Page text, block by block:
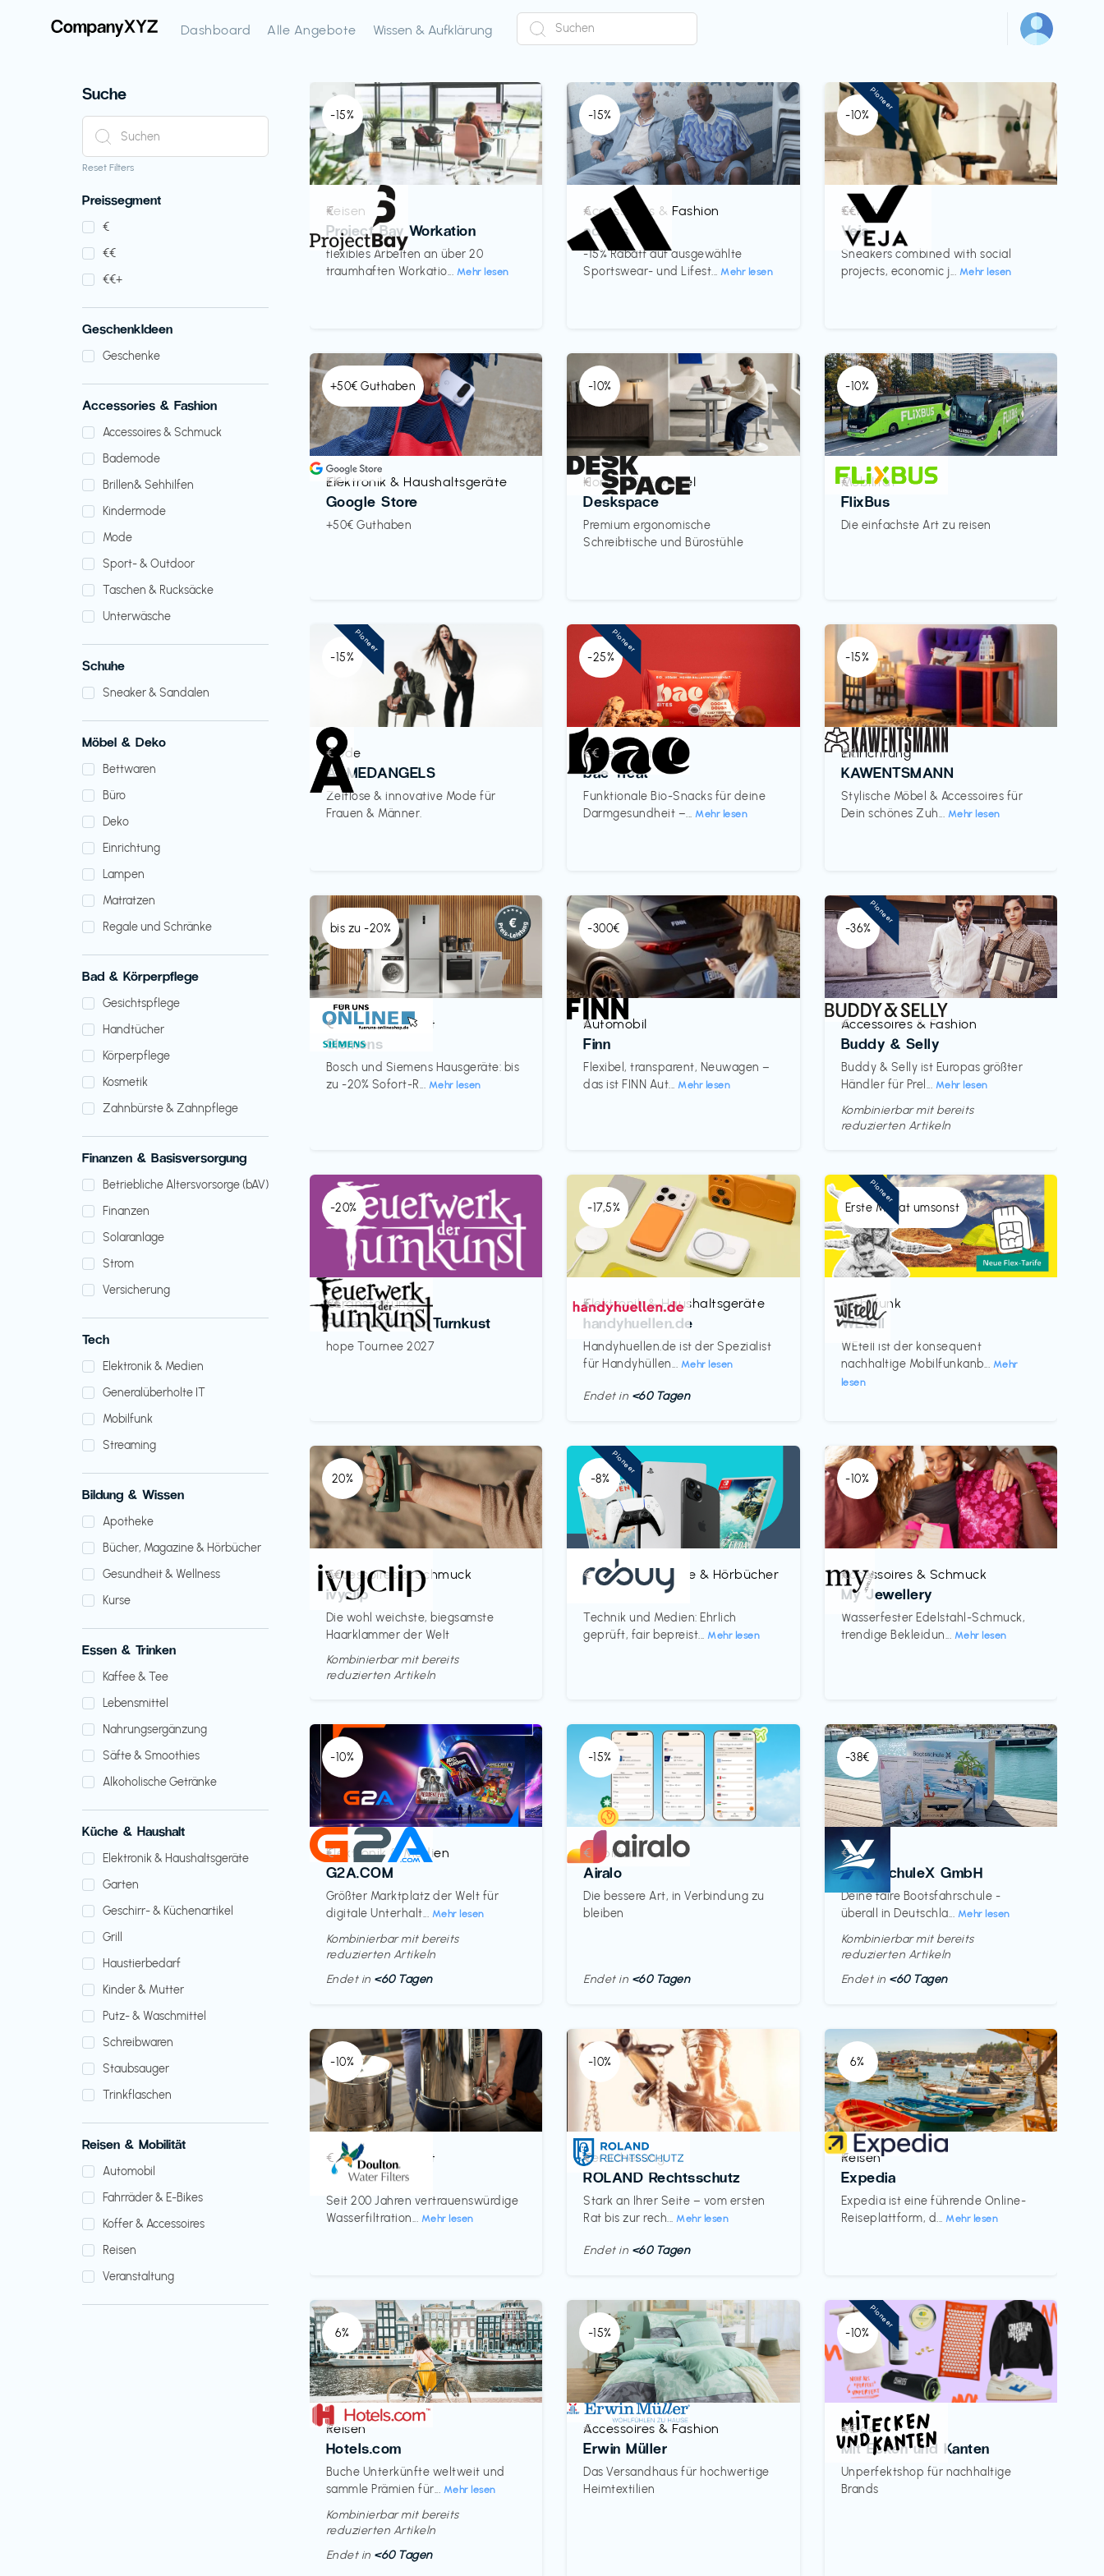
Dashboard Alle Angebote Wissen & Aufklärung
Suche
Reset Filters
Preissegment
€‎
€‎€‎
€‎€‎+
GeschenkIdeen
Geschenke
Accessories & Fashion
Accessoires & Schmuck
Bademode
Brillen& Sehhilfen
Kindermode
Mode
Sport- & Outdoor
Taschen & Rucksäcke
Unterwäsche
Schuhe
Sneaker & Sandalen
Möbel & Deko
Bettwaren
Büro
Deko
Einrichtung
Lampen
Matratzen
Regale und Schränke
Bad & Körperpflege
Gesichtspflege
Handtücher
Körperpflege
Kosmetik
Zahnbürste & Zahnpflege
Finanzen & Basisversorgung
Betriebliche Altersvorsorge (bAV)
Finanzen
Solaranlage
Strom
Versicherung
Tech
Elektronik & Medien
Generalüberholte IT
Mobilfunk
Streaming
Bildung & Wissen
Apotheke
Bücher, Magazine & Hörbücher
Gesundheit & Wellness
Kurse
Essen & Trinken
Kaffee & Tee
Lebensmittel
Nahrungsergänzung
Säfte & Smoothies
Alkoholische Getränke
Küche & Haushalt
Elektronik & Haushaltsgeräte
Garten
Geschirr- & Küchenartikel
Grill
Haustierbedarf
Kinder & Mutter
Putz- & Waschmittel
Schreibwaren
Staubsauger
Trinkflaschen
Reisen & Mobilität
Automobil
Fahrräder & E-Bikes
Koffer & Accessoires
Reisen
Veranstaltung
-15%
Reisen
Project Bay Workation
flexibles Arbeiten an über 20
traumhaften Workatio... Mehr lesen
€‎
-15%
Accessoires & Fashion
adidas
-15% Rabatt auf ausgewählte
Sportswear- und Lifest...Mehr lesen
€‎
-10%
Schuhe
Veja
Sneakers combined with social
projects, economic j... Mehr lesen
€€‎
Pioneer
+50€ Guthaben
Elektronik & Haushaltsgeräte
Google Store
+50€ Guthaben
€€‎
-10%
Homeoffice Möbel
Deskspace
Premium ergonomische
Schreibtische und Bürostühle
€‎
-10%
Mobilität
FlixBus
Die einfachste Art zu reisen
€‎
-15%
Mode
ARMEDANGELS
Zeitlose & innovative Mode für
Frauen & Männer.
€‎
Pioneer
-25%
Lebensmittel
bae Treat
Funktionale Bio-Snacks für deine
Darmgesundheit –...Mehr lesen
€€‎
Pioneer
-15%
Einrichtung
KAWENTSMANN
Stylische Möbel & Accessoires für
Dein schönes Zuh... Mehr lesen
€€‎
bis zu -20%
Küche & Haushalt
Siemens
Bosch und Siemens Hausgeräte: bis
zu -20% Sofort-R... Mehr lesen
€‎
-300€
Automobil
Finn
Flexibel, transparent, Neuwagen –
das ist FINN Aut...Mehr lesen
€‎
-36%
Accessoires & Fashion
Buddy & Selly
Buddy & Selly ist Europas größter
Händler für Prel... Mehr lesen
€‎
Kombinierbar mit bereits
reduzierten Artikeln
Pioneer
-20%
Veranstaltung
Feuerwerk der Turnkust
hope Tournee 2027
€€‎
-17,5%
Elektronik & Haushaltsgeräte
handyhuellen.de
Handyhuellen.de ist der Spezialist
für Handyhüllen... Mehr lesen
€‎
Endet in <60 Tagen
Erste Monat umsonst
Mobilfunk
WEtell
WEtell ist der konsequent
nachhaltige Mobilfunkanb... Mehr
lesen
€‎
Pioneer
20%
Accessoires & Schmuck
ivyclip
Die wohl weichste, biegsamste
Haarklammer der Welt
€€‎
Kombinierbar mit bereits
reduzierten Artikeln
-8%
Bücher, Magazine & Hörbücher
Technik und Medien: Ehrlich
geprüft, fair bepreist...Mehr lesen
€‎
Pioneer
-10%
Accessoires & Schmuck
My Jewellery
Wasserfester Edelstahl-Schmuck,
trendige Bekleidun... Mehr lesen
€‎
-10%
Elektronik & Medien
G2A.COM
Größter Marktplatz der Welt für
digitale Unterhalt... Mehr lesen
€‎
Kombinierbar mit bereits
reduzierten Artikeln
Endet in <60 Tagen
-15%
Mobilfunk
Airalo
Die bessere Art, in Verbindung zu
bleiben
€‎
Endet in <60 Tagen
-38€
Kurse
BootsschuleX GmbH
Deine faire Bootsfahrschule -
überall in Deutschla... Mehr lesen
€‎
Kombinierbar mit bereits
reduzierten Artikeln
Endet in <60 Tagen
-10%
Küche & Haushalt
Doulton
Seit 200 Jahren vertrauenswürdige
Wasserfiltration... Mehr lesen
€‎
-10%
Versicherung
ROLAND Rechtsschutz
Stark an Ihrer Seite – vom ersten
Rat bis zur rech...Mehr lesen
€‎
Endet in <60 Tagen
6%
Reisen
Expedia
Expedia ist eine führende Online-
Reiseplattform, d...Mehr lesen
€‎
6%
Reisen
Hotels.com
Buche Unterkünfte weltweit und
sammle Prämien für... Mehr lesen
€‎
Kombinierbar mit bereits
reduzierten Artikeln
Endet in <60 Tagen
-15%
Accessoires & Fashion
Erwin Müller
Das Versandhaus für hochwertige
Heimtextilien
€‎
-10%
Mode
Mit Ecken und Kanten
Unperfektshop für nachhaltige
Brands
€€‎
Pioneer